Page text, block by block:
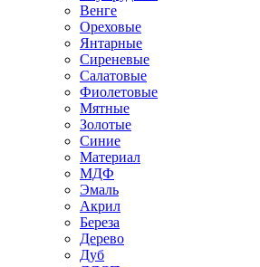
Венге
Ореховые
Янтарные
Сиреневые
Салатовые
Фиолетовые
Мятные
Золотые
Синие
Материал
МДФ
Эмаль
Акрил
Береза
Дерево
Дуб